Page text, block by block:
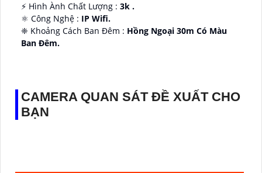
️⚡ Hình Ành Chất Lượng : 3k .
⚛️ Công Nghệ : IP Wifi.
❈ Khoảng Cách Ban Đêm : Hồng Ngoại 30m Có Màu
Ban Ðêm.
CAMERA QUAN SÁT ĐỀ XUẤT CHO
BẠN